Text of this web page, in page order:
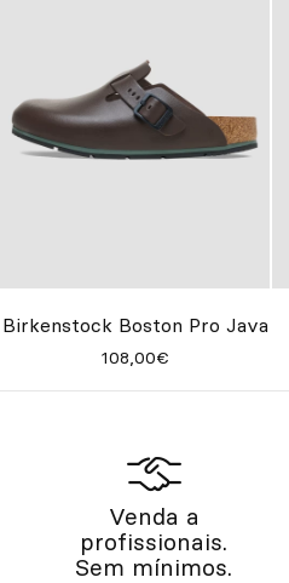
Birkenstock Boston Pro Java
108,00€
Venda a
profissionais.
Sem mínimos.